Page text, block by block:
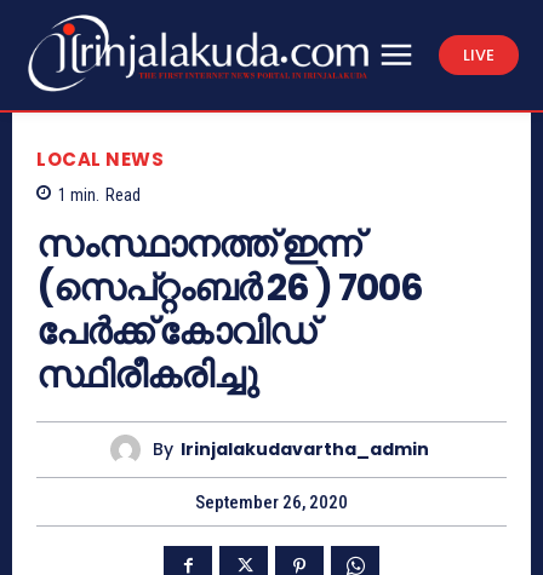
LIVE
LOCAL NEWS
1 min. Read
സംസ്ഥാനത്ത് ഇന്ന്
(സെപ്റ്റംബർ 26 ) 7006
പേര്‍ക്ക് കോവിഡ്
സ്ഥിരീകരിച്ചു
By Irinjalakudavartha_admin
September 26, 2020